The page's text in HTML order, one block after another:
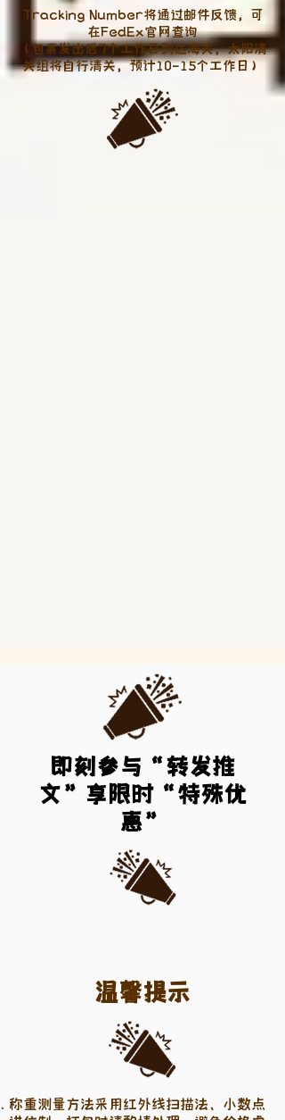
Tracking Number将通过邮件反馈，可
在FedEx官网查询
（包裹发出后7个工作日到达海关，太阳清
关组将自行清关，预计10-15个工作日）
即刻参与“转发推
文”享限时“特殊优
惠”
温馨提示
称重测量方法采用红外线扫描法、小数点